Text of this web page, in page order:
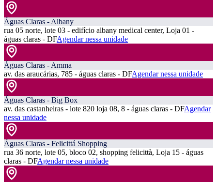
Águas Claras - Albany
rua 05 norte, lote 03 - edifício albany medical center, Loja 01 -
águas claras - DFAgendar nessa unidade
Águas Claras - Amma
av. das araucárias, 785 - águas claras - DFAgendar nessa unidade
Águas Claras - Big Box
av. das castanheiras - lote 820 loja 08, 8 - águas claras - DFAgendar
nessa unidade
Águas Claras - Felicittá Shopping
rua 36 norte, lote 05, bloco 02, shopping felicittà, Loja 15 - águas
claras - DFAgendar nessa unidade